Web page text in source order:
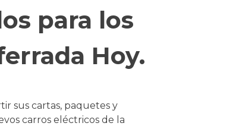
para los
Hoy.
sus cartas, paquetes y
carros eléctricos de la